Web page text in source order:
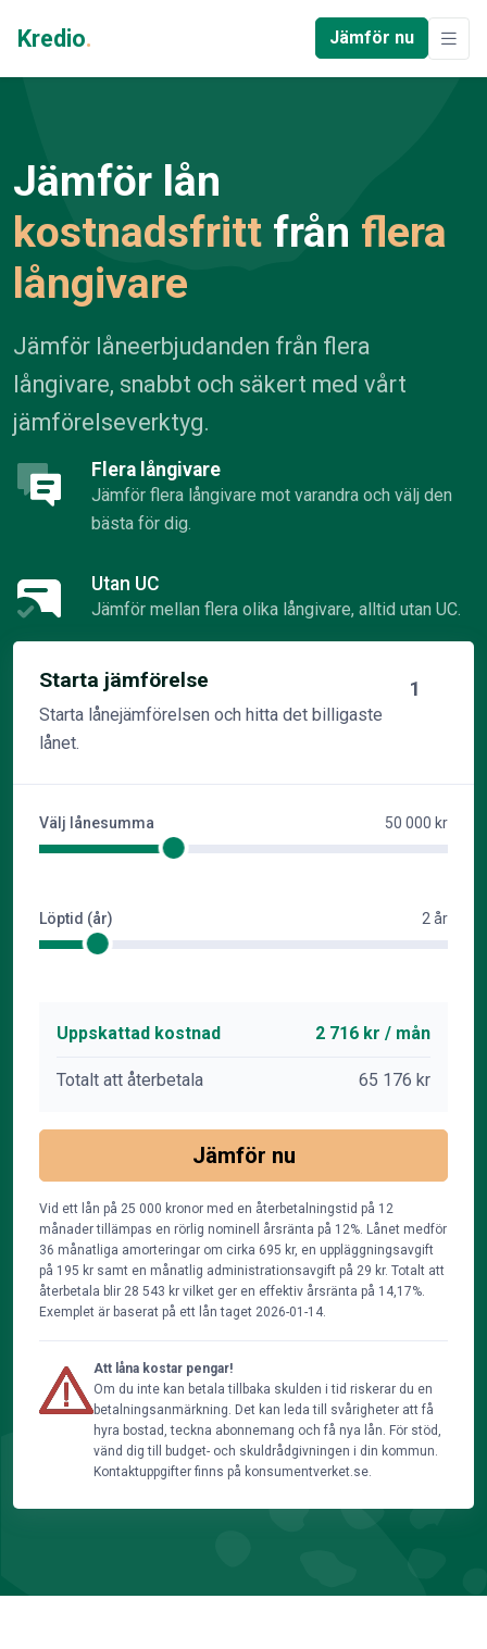
Kredio. Jämför nu
Jämför lån
kostnadsfritt från flera
långivare
Jämför låneerbjudanden från flera
långivare, snabbt och säkert med vårt
jämförelseverktyg.
Flera långivare
Jämför flera långivare mot varandra och välj den
bästa för dig.
Utan UC
Jämför mellan flera olika långivare, alltid utan UC.
Starta jämförelse
Starta lånejämförelsen och hitta det billigaste
lånet.
1
Välj lånesumma 50 000 kr
Löptid (år) 2 år
Uppskattad kostnad 2 716 kr / mån
Totalt att återbetala 65 176 kr
Jämför nu
Vid ett lån på 25 000 kronor med en återbetalningstid på 12
månader tillämpas en rörlig nominell årsränta på 12%. Lånet medför
36 månatliga amorteringar om cirka 695 kr, en uppläggningsavgift
på 195 kr samt en månatlig administrationsavgift på 29 kr. Totalt att
återbetala blir 28 543 kr vilket ger en effektiv årsränta på 14,17%.
Exemplet är baserat på ett lån taget 2026-01-14.
Att låna kostar pengar!
Om du inte kan betala tillbaka skulden i tid riskerar du en
betalningsanmärkning. Det kan leda till svårigheter att få
hyra bostad, teckna abonnemang och få nya lån. För stöd,
vänd dig till budget- och skuldrådgivningen i din kommun.
Kontaktuppgifter finns på konsumentverket.se.